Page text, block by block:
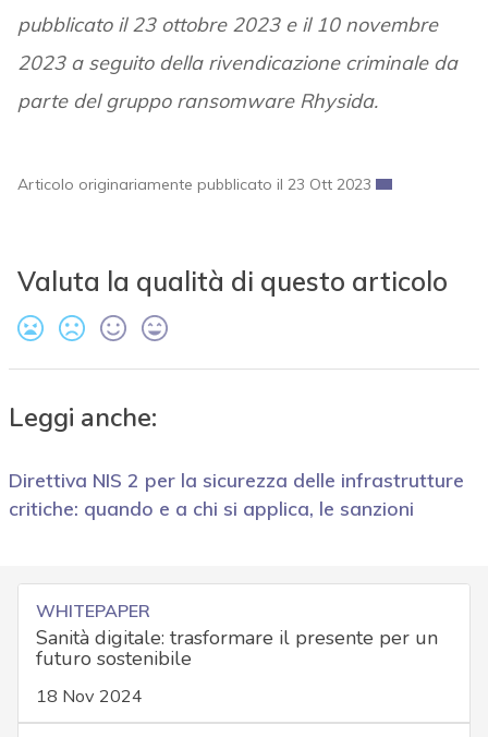
pubblicato il 23 ottobre 2023 e il 10 novembre
2023 a seguito della rivendicazione criminale da
parte del gruppo ransomware Rhysida.
Articolo originariamente pubblicato il 23 Ott 2023
Valuta la qualità di questo articolo
Leggi anche:
Direttiva NIS 2 per la sicurezza delle infrastrutture
critiche: quando e a chi si applica, le sanzioni
WHITEPAPER
Sanità digitale: trasformare il presente per un
futuro sostenibile
18 Nov 2024